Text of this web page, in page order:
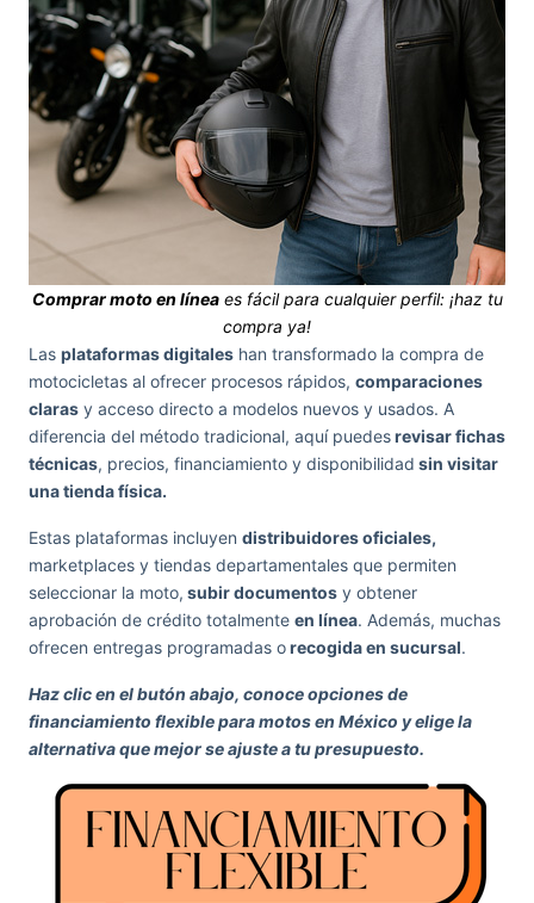
Comprar moto en líneaes fácil para cualquier perfil: ¡haz tu
compra ya!
Las plataformas digitales han transformado la compra de
motocicletas al ofrecer procesos rápidos, comparaciones
claras y acceso directo a modelos nuevos y usados. A
diferencia del método tradicional, aquí puedesrevisar fichas
técnicas, precios, financiamiento y disponibilidad sin visitar
una tienda física.
Estas plataformas incluyen distribuidores oficiales,
marketplaces y tiendas departamentales que permiten
seleccionar la moto, subir documentos y obtener
aprobación de crédito totalmente en línea. Además, muchas
ofrecen entregas programadas orecogida en sucursal.
Haz clic en el butón abajo, conoce opciones de
financiamiento flexible para motos en México y elige la
alternativa que mejor se ajuste a tu presupuesto.